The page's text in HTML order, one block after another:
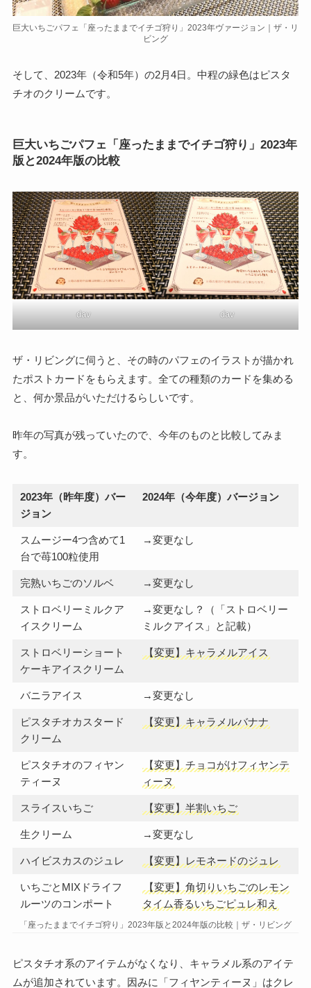
巨大いちごパフェ「座ったままでイチゴ狩り」2023年ヴァージョン｜ザ・リ
ビング
そして、2023年（令和5年）の2月4日。中程の緑色はピスタ
チオのクリームです。
巨大いちごパフェ「座ったままでイチゴ狩り」2023年
版と2024年版の比較
dav dav
ザ・リビングに伺うと、その時のパフェのイラストが描かれ
たポストカードをもらえます。全ての種類のカードを集める
と、何か景品がいただけるらしいです。
昨年の写真が残っていたので、今年のものと比較してみま
す。
2023年（昨年度）バー
ジョン
2024年（今年度）バージョン
スムージー4つ含めて1
台で苺100粒使用
→変更なし
完熟いちごのソルベ →変更なし
ストロベリーミルクア
イスクリーム
→変更なし？（「ストロベリー
ミルクアイス」と記載）
ストロベリーショート
ケーキアイスクリーム
【変更】キャラメルアイス
バニラアイス →変更なし
ピスタチオカスタード
クリーム
【変更】キャラメルバナナ
ピスタチオのフィヤン
ティーヌ
【変更】チョコがけフィヤンテ
ィーヌ
スライスいちご 【変更】半割いちご
生クリーム →変更なし
ハイビスカスのジュレ 【変更】レモネードのジュレ
いちごとMIXドライフ
ルーツのコンポート
【変更】角切りいちごのレモン
タイム香るいちごピュレ和え
「座ったままでイチゴ狩り」2023年版と2024年版の比較｜ザ・リビング
ピスタチオ系のアイテムがなくなり、キャラメル系のアイテ
ムが追加されています。因みに「フィヤンティーヌ」はクレ